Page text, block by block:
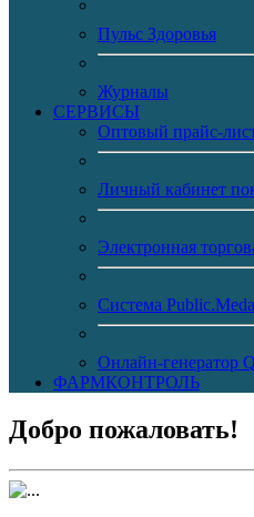
Пульс Здоровья
Журналы
CЕРВИСЫ
Оптовый прайс-
Личный кабинет
Электронная
Система
Онлайн-генератор
ФАРМКОНТРОЛЬ
Добро пожаловать!